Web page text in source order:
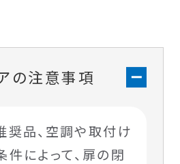
の注意事項
奨品、空調や取付け
によって、扉の閉